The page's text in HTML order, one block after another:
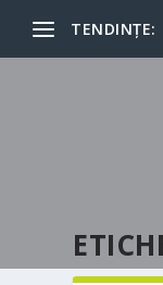
TENDINȚE: